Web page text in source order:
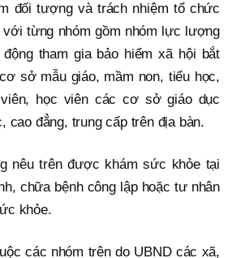
đối tượng và trách nhiệm tổ chức
từng nhóm gồm nhóm lực lượng
tham gia bảo hiểm xã hội bắt
sở mẫu giáo, mầm non, tiểu học,
học viên các cơ sở giáo dục
cao đẳng, trung cấp trên địa bàn.
nêu trên được khám sức khỏe tại
chữa bệnh công lập hoặc tư nhân
khỏe.
các nhóm trên do UBND các xã,